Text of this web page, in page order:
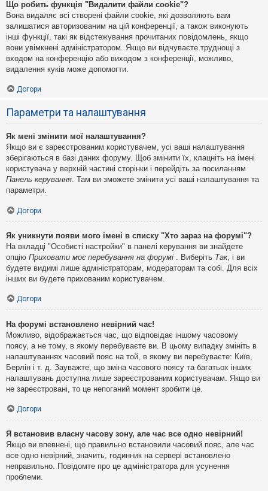
Що робить функція "Видалити файли cookie"?
Вона видаляє всі створені файли cookie, які дозволяють вам
залишатися авторизованим на цій конференції, а також виконують
інші функції, такі як відстежування прочитаних повідомлень, якщо
вони увімкнені адміністратором. Якщо ви відчуваєте труднощі з
входом на конференцію або виходом з конференції, можливо,
видалення куків може допомогти.
Догори
Параметри та налаштування
Як мені змінити мої налаштування?
Якщо ви є зареєстрованим користувачем, усі ваші налаштування
зберігаються в базі даних форуму. Щоб змінити їх, клацніть на імені
користувача у верхній частині сторінки і перейдіть за посиланням
Панель керування . Там ви зможете змінити усі ваші налаштування та
параметри.
Догори
Як уникнути появи мого імені в списку "Хто зараз на форумі"?
На вкладці "Особисті настройки" в панелі керування ви знайдете
опцію Приховати моє перебування на форумі . Виберіть Так, і ви
будете видимі лише адміністраторам, модераторам та собі. Для всіх
інших ви будете прихованим користувачем.
Догори
На форумі встановлено невірний час!
Можливо, відображається час, що відповідає іншому часовому
поясу, а не тому, в якому перебуваєте ви. В цьому випадку змініть в
налаштуваннях часовий пояс на той, в якому ви перебуваєте: Київ,
Берлін і т. д. Зауважте, що зміна часового поясу та багатьох інших
налаштувань доступна лише зареєстрованим користувачам. Якщо ви
не зареєстровані, то це непоганий момент зробити це.
Догори
Я встановив власну часову зону, але час все одно невірний!
Якщо ви впевнені, що правильно встановили часовий пояс, але час
все одно невірний, значить, годинник на сервері встановлено
неправильно. Повідомте про це адміністратора для усунення
проблеми.